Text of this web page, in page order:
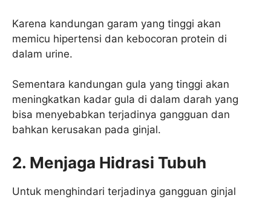
Karena kandungan garam yang tinggi akan
memicu hipertensi dan kebocoran protein di
dalam urine.
Sementara kandungan gula yang tinggi akan
meningkatkan kadar gula di dalam darah yang
bisa menyebabkan terjadinya gangguan dan
bahkan kerusakan pada ginjal.
2. Menjaga Hidrasi Tubuh
Untuk menghindari terjadinya gangguan ginjal